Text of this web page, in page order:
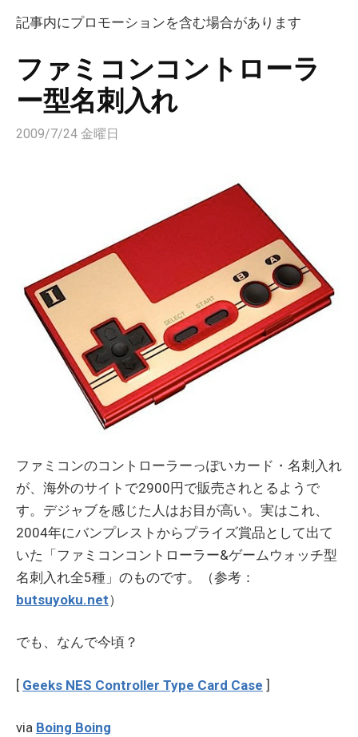
記事内にプロモーションを含む場合があります
ファミコンコントローラ
ー型名刺入れ
2009/7/24 金曜日
ファミコンのコントローラーっぽいカード・名刺入れ
が、海外のサイトで2900円で販売されとるようで
す。デジャブを感じた人はお目が高い。実はこれ、
2004年にバンプレストからプライズ賞品として出て
いた「ファミコンコントローラー&ゲームウォッチ型
名刺入れ全5種」のものです。（参考：
butsuyoku.net）
でも、なんで今頃？
[ Geeks NES Controller Type Card Case ]
via Boing Boing